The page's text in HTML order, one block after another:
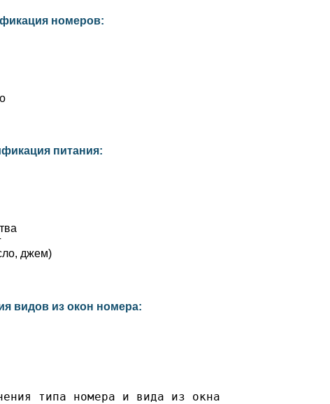
номеров:
питания:
джем)
видов из окон номера:
типа номера и вида из окна